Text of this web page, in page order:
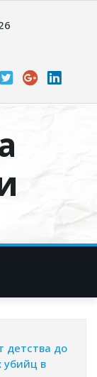
детства до
убийц в